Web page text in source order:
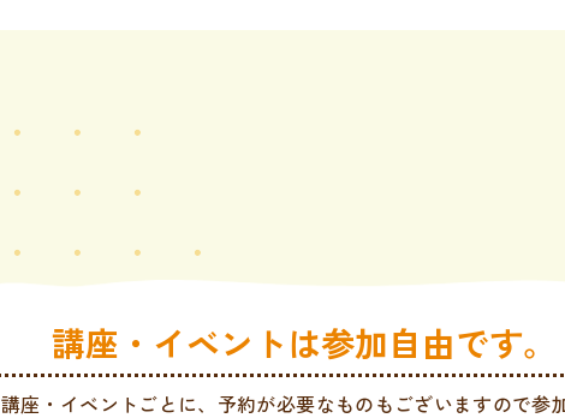
講座・イベントは参加自由です。
講座・イベントごとに、予約が必要なものもございますので参